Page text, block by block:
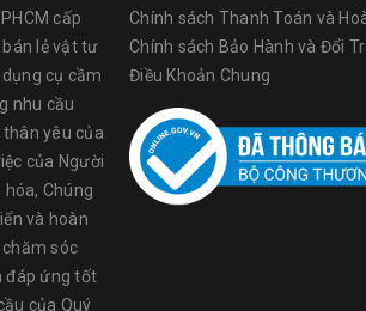
pháp công nghiệp, năm 2010 hai Công ty
Decker được sáp nhập để cho ra đời
Black & Decker với sứ mạng cung cấp
dụng công nghiệp tốt. Với hơn 40.000 nhân
cấp
lẻ vật tư
cụ cầm
nhu cầu
yêu của
của Người
Chúng
và hoàn
sóc
đáp ứng tốt
của Quý
Chính sách Thanh Toán và
Chính sách Bảo Hành và Đổi
Điều Khoản Chung